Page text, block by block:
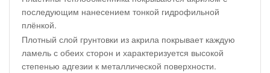
последующим нанесением тонкой гидрофильной
плёнкой.
Плотный слой грунтовки из акрила покрывает каждую
ламель с обеих сторон и характеризуется высокой
степенью адгезии к металлической поверхности.